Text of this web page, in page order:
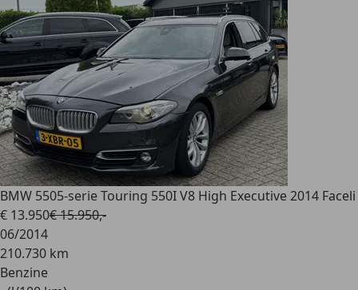
BMW 5505-serie Touring 550I V8 High Executive 2014 Faceli
€ 13.950€ 15.950,-
06/2014
210.730 km
Benzine